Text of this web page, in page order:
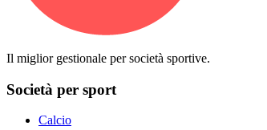
Il miglior gestionale per società sportive.
Società per sport
Calcio